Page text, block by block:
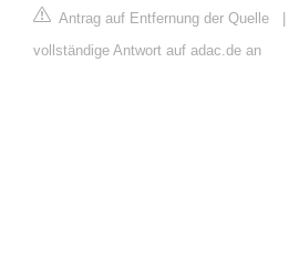
Antrag auf Entfernung der Quelle |
vollständige Antwort auf adac.de an